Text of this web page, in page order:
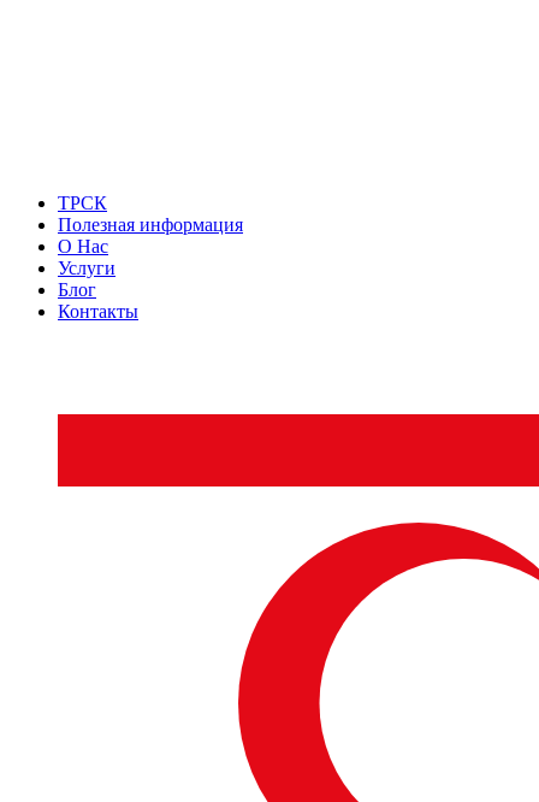
ТРСК
Полезная информация
О Нас
Услуги
Блог
Контакты